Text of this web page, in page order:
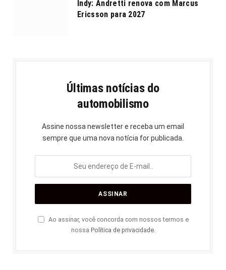
Indy: Andretti renova com Marcus
Ericsson para 2027
Últimas notícias do
automobilismo
Assine nossa newsletter e receba um email
sempre que uma nova notícia for publicada.
Ao assinar, você concorda com nossos termos e
nossa Política de privacidade.